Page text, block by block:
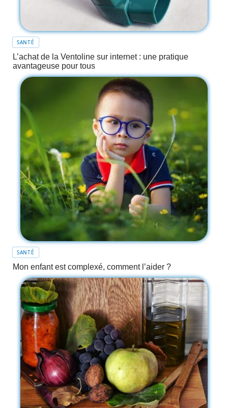
SANTÉ
L’achat de la Ventoline sur internet : une pratique
avantageuse pour tous
SANTÉ
Mon enfant est complexé, comment l’aider ?